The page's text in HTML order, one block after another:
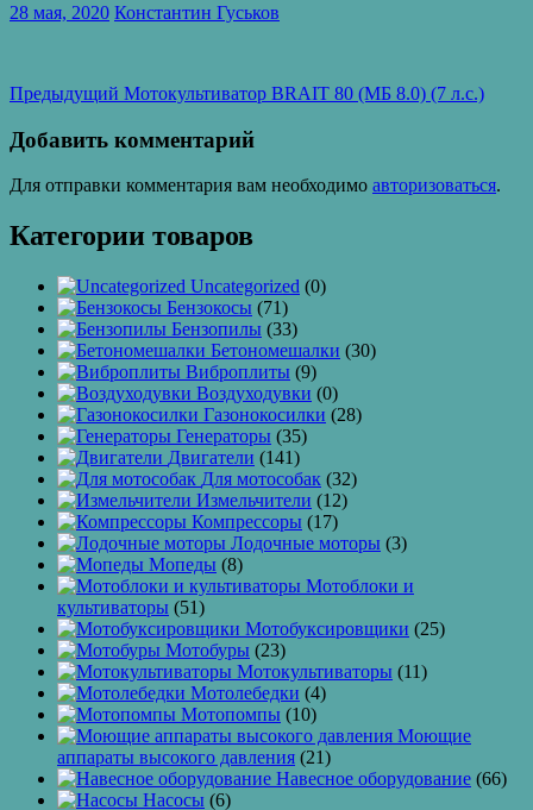
28 мая, 2020 Константин Гуськов
Навигация
по
записям
Предыдущий Предыдущая
Мотокультиватор BRAIT 80 (МБ 8.0) (7 л.с.)
Добавить комментарий
Для отправки комментария вам необходимо авторизоваться.
Категории товаров
Uncategorized (0)
Бензокосы (71)
Бензопилы (33)
Бетономешалки (30)
Виброплиты (9)
Воздуходувки (0)
Газонокосилки (28)
Генераторы (35)
Двигатели (141)
Для мотособак (32)
Измельчители (12)
Компрессоры (17)
Лодочные моторы (3)
Мопеды (8)
Мотоблоки и
культиваторы (51)
Мотобуксировщики (25)
Мотобуры (23)
Мотокультиваторы (11)
Мотолебедки (4)
Мотопомпы (10)
Моющие
аппараты высокого давления (21)
Навесное оборудование (66)
Насосы (6)